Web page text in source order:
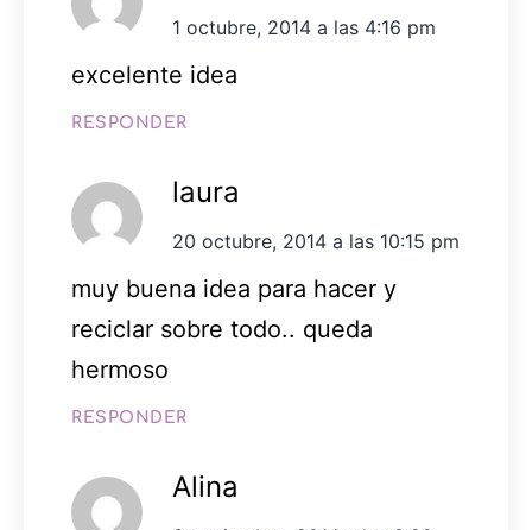
1 octubre, 2014 a las 4:16 pm
excelente idea
RESPONDER
laura
20 octubre, 2014 a las 10:15 pm
muy buena idea para hacer y
reciclar sobre todo.. queda
hermoso
RESPONDER
Alina